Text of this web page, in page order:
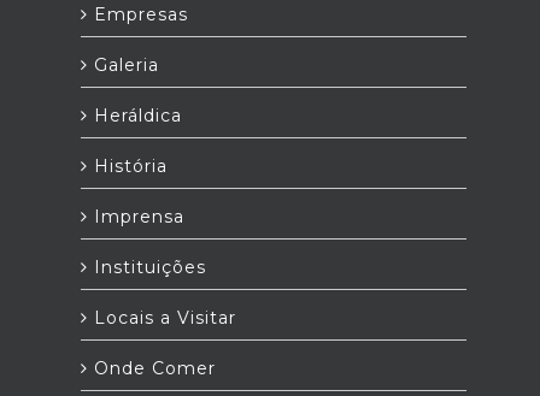
Empresas
Galeria
Heráldica
História
Imprensa
Instituições
Locais a Visitar
Onde Comer